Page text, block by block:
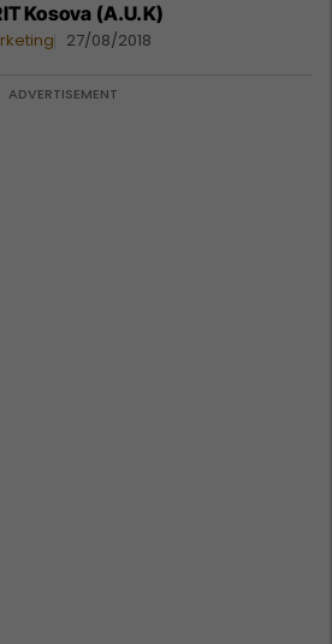
Kosova (A.U.K)
27/08/2018